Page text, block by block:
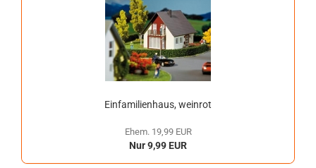
Einfamilienhaus, weinrot
Ehem. 19,99 EUR
Nur 9,99 EUR